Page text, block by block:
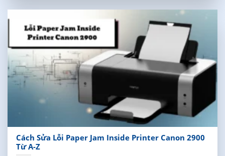
Cách Sửa Lỗi Paper Jam Inside Printer Canon 2900
Từ A-Z